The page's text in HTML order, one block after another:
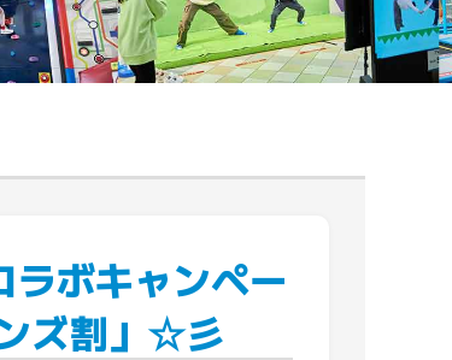
ボキャンペー
ズ割」☆彡